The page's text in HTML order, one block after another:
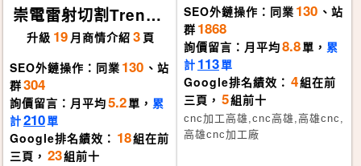
崇電雷射切割TrendL
aser
升級 19 月商情介紹 3 頁
SEO外鏈操作：同業 130 、站
群304
詢價留言：月平均5.2單， 累
計210單
Google排名績效： 18組在前
三頁， 23組前十
SEO外鏈操作：同業 130 、站
群 1868
詢價留言：月平均8.8單， 累
計 113單
Google排名績效： 4組在前
三頁， 5組前十
cnc加工高雄,cnc高雄,高雄cnc,
高雄cnc加工廠